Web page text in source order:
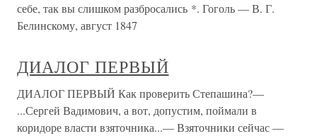
себе, так вы слишком разбросались *. Гоголь — В. Г.
Белинскому, август 1847
ДИАЛОГ ПЕРВЫЙ
ДИАЛОГ ПЕРВЫЙ Как проверить Степашина?—
...Сергей Вадимович, а вот, допустим, поймали в
коридоре власти взяточника...— Взяточники сейчас —